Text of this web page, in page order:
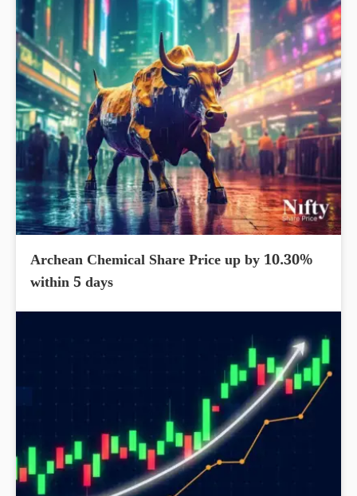
Archean Chemical Share Price up by 10.30%
within 5 days